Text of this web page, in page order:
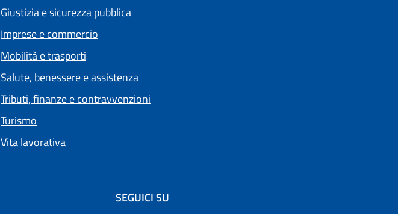
Giustizia e sicurezza pubblica
Imprese e commercio
Mobilità e trasporti
Salute, benessere e assistenza
Tributi, finanze e contravvenzioni
Turismo
Vita lavorativa
SEGUICI SU